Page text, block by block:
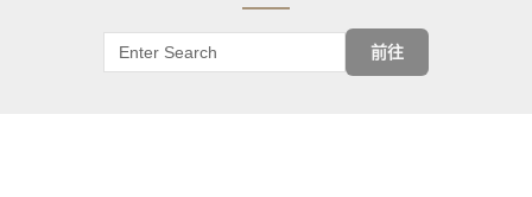
前往